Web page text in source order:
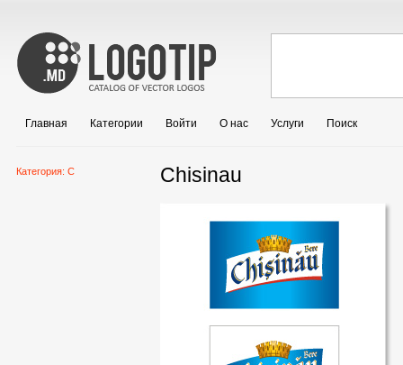
Главная Категории Войти О нас Услуги Поиск
Категория: C Chisinau